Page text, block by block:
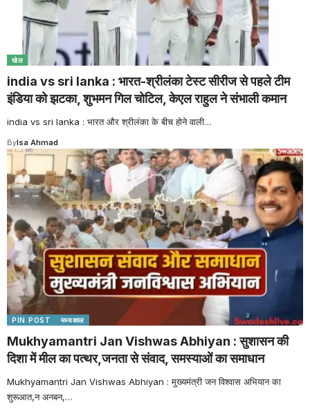
खेल
india vs sri lanka : भारत-श्रीलंका टेस्ट सीरीज से पहले टीम
इंडिया को झटका, शुभमन गिल चोटिल, केएल राहुल ने संभाली कमान
india vs sri lanka : भारत और श्रीलंका के बीच होने वाली…
ByIsa Ahmad
PIN POST मध्यकाल
Mukhyamantri Jan Vishwas Abhiyan : सुशासन की
दिशा में मील का पत्थर,जनता से संवाद, समस्याओं का समाधान
Mukhyamantri Jan Vishwas Abhiyan : मुख्यमंत्री जन विश्वास अभियान का
शुरूआत,न अनबन,…